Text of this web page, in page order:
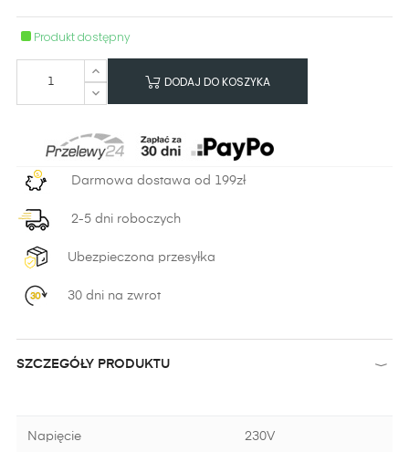
Produkt dostępny
DODAJ DO KOSZYKA
Darmowa dostawa od 199zł
2-5 dni roboczych
Ubezpieczona przesyłka
30 dni na zwrot
SZCZEGÓŁY PRODUKTU
Napięcie 230V